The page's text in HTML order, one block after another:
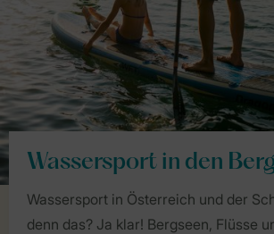
Wassersport in den
Wassersport in Österreich und der
denn das? Ja klar! Bergseen, Flüsse